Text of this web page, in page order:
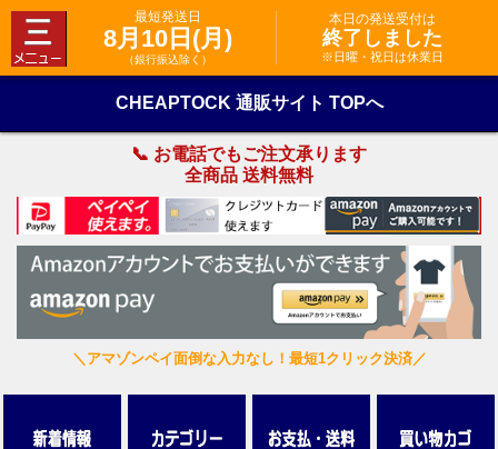
最短発送日
8月10日(月)
（銀行振込除く）
本日の発送受付は
終了しました
※日曜・祝日は休業日
CHEAPTOCK 通販サイト TOPへ
📞 お電話でもご注文承ります
全商品 送料無料
＼アマゾンペイ面倒な入力なし！最短1クリック決済／